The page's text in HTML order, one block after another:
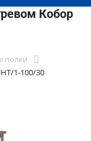
Кобор
полки
1-100/30